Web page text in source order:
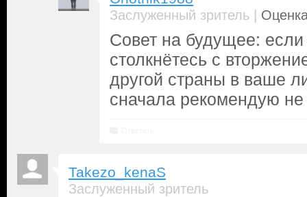
Заслуженный зритель |
Совет на будущее:
столкнётесь с
другой страны в ваше
сначала рекомендую
Takezo_kenaS
Заслуженный зритель